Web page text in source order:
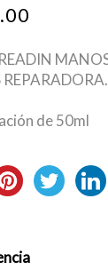
de 50ml